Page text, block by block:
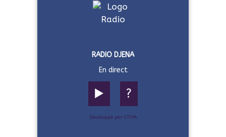
RADIO DJENA
En direct
▶️ ?
Développé par OTIYA